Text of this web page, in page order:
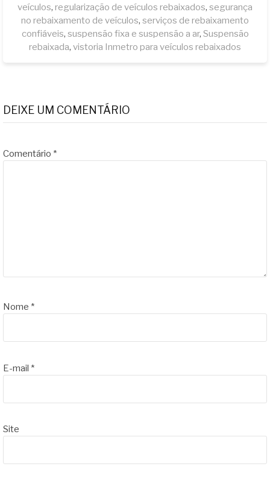
veículos, regularização de veículos rebaixados, segurança
no rebaixamento de veículos, serviços de rebaixamento
confiáveis, suspensão fixa e suspensão a ar, Suspensão
rebaixada, vistoria Inmetro para veículos rebaixados
DEIXE UM COMENTÁRIO
Comentário *
Nome *
E-mail *
Site